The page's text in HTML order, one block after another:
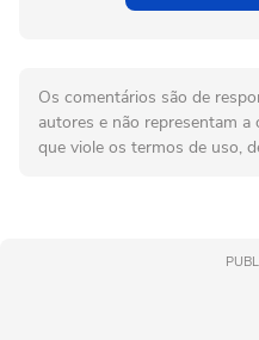
Os comentários são de
autores e não representam a
que viole os termos de uso,